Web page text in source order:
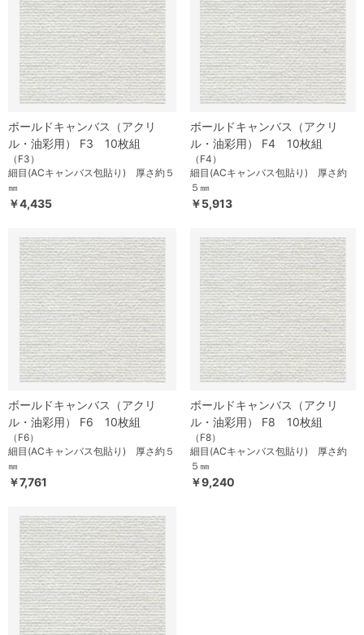
ボールドキャンバス（アクリ
ル・油彩用） F3 10枚組
（F3）
細目(ACキャンバス包貼り) 厚さ約５
㎜
￥4,435
ボールドキャンバス（アクリ
ル・油彩用） F4 10枚組
（F4）
細目(ACキャンバス包貼り) 厚さ約
５㎜
￥5,913
ボールドキャンバス（アクリ
ル・油彩用） F6 10枚組
（F6）
細目(ACキャンバス包貼り) 厚さ約５
㎜
￥7,761
ボールドキャンバス（アクリ
ル・油彩用） F8 10枚組
（F8）
細目(ACキャンバス包貼り) 厚さ約
５㎜
￥9,240